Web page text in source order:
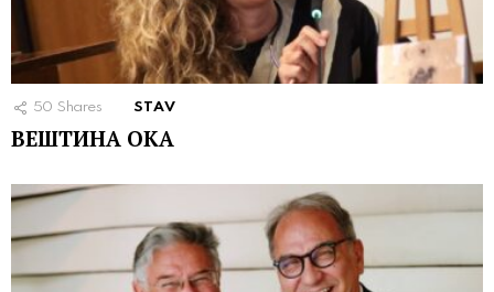
50 Shares STAV
ВЕШТИНА ОКА